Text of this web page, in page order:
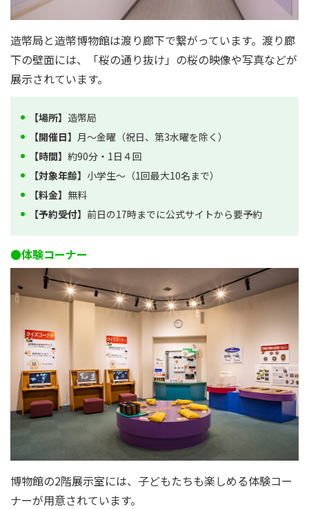
造幣局と造幣博物館は渡り廊下で繋がっています。渡り廊
下の壁面には、「桜の通り抜け」の桜の映像や写真などが
展示されています。
【場所】 造幣局
【開催日】 月〜金曜（祝日、第3水曜を除く）
【時間】 約90分・1日４回
【対象年齢】 小学生〜（1回最大10名まで）
【料金】 無料
【予約受付】 前日の17時までに公式サイトから要予約
●体験コーナー
博物館の2階展示室には、子どもたちも楽しめる体験コー
ナーが用意されています。